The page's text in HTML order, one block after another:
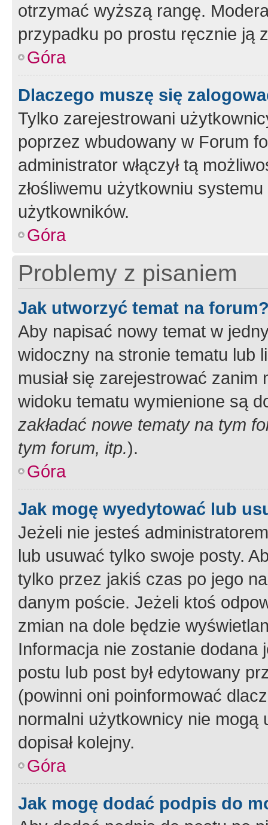
otrzymać wyższą rangę.
przypadku po prostu ręcznie ją
Góra
Dlaczego muszę się
Tylko zarejestrowani
poprzez wbudowany w Forum
administrator włączył tą
złośliwemu użytkowniu
użytkowników.
Góra
Problemy z pisaniem
Jak utworzyć temat na
Aby napisać nowy temat w
widoczny na stronie tematu lub
musiał się zarejestrować
widoku tematu wymienione są
zakładać nowe tematy na tym
tym forum, itp.).
Góra
Jak mogę wyedytować lub
Jeżeli nie jesteś
lub usuwać tylko swoje posty.
tylko przez jakiś czas po jego
danym poście. Jeżeli ktoś
zmian na dole będzie
Informacja nie zostanie dodana
postu lub post był edytowany
(powinni oni poinformować
normalni użytkownicy nie
dopisał kolejny.
Góra
Jak mogę dodać podpis do